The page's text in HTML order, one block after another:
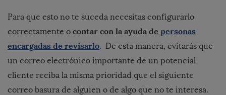
Para que esto no te suceda necesitas configurarlo
correctamente o contar con la ayuda de personas
encargadas de revisarlo. De esta manera, evitarás que
un correo electrónico importante de un potencial
cliente reciba la misma prioridad que el siguiente
correo basura de alguien o de algo que no te interesa.